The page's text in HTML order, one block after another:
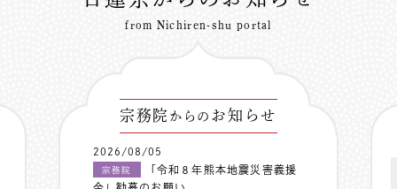
from Nichiren-shu portal
宗務院 からの お知らせ
2026/08/05
宗務院
「令和８年熊本地震災害義援